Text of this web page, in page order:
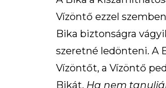
Vízöntő ezzel
Bika biztonságra
szeretné ledönteni. A
Vízöntőt, a Vízöntő
Bikát. Ha nem